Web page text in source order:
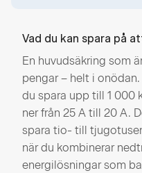
Vad du kan spara på
En huvudsäkring som
pengar – helt i
du spara upp till 1 000
ner från 25 A till 20 A.
spara tio- till
när du kombinerar
energilösningar som